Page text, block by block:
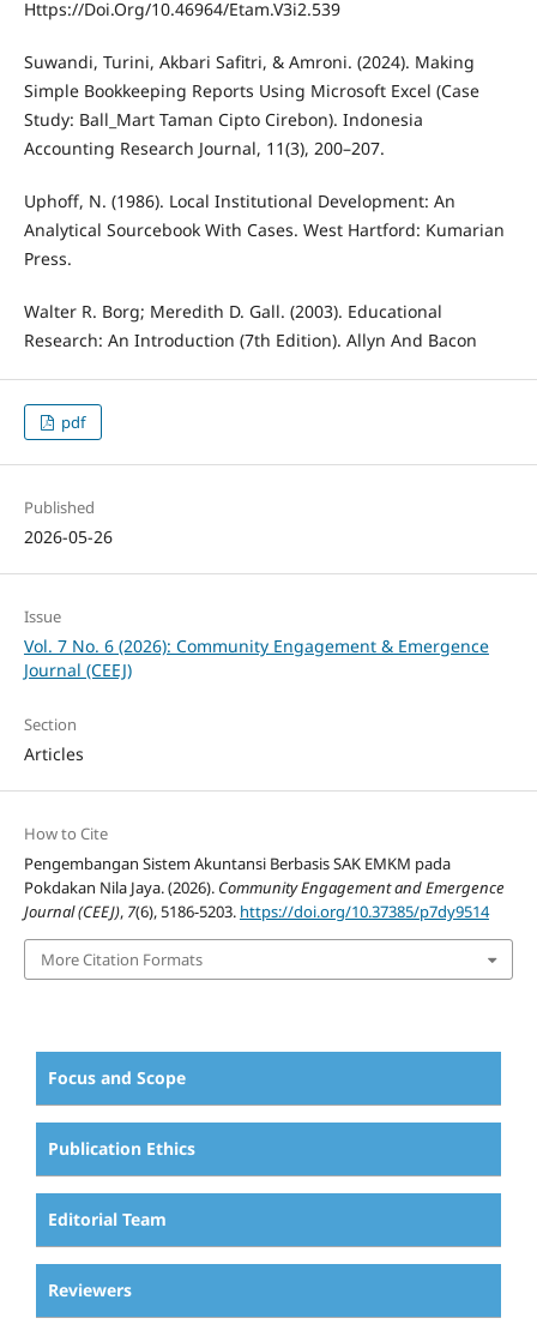
Https://Doi.Org/10.46964/Etam.V3i2.539
Suwandi, Turini, Akbari Safitri, & Amroni. (2024). Making
Simple Bookkeeping Reports Using Microsoft Excel (Case
Study: Ball_Mart Taman Cipto Cirebon). Indonesia
Accounting Research Journal, 11(3), 200–207.
Uphoff, N. (1986). Local Institutional Development: An
Analytical Sourcebook With Cases. West Hartford: Kumarian
Press.
Walter R. Borg; Meredith D. Gall. (2003). Educational
Research: An Introduction (7th Edition). Allyn And Bacon
pdf
Published
2026-05-26
Issue
Vol. 7 No. 6 (2026): Community Engagement & Emergence
Journal (CEEJ)
Section
Articles
How to Cite
Pengembangan Sistem Akuntansi Berbasis SAK EMKM pada
Pokdakan Nila Jaya. (2026). Community Engagement and Emergence
Journal (CEEJ), 7(6), 5186-5203. https://doi.org/10.37385/p7dy9514
More Citation Formats
Focus and Scope
Publication Ethics
Editorial Team
Reviewers